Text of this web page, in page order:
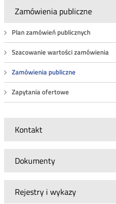
Zamówienia publiczne
Plan zamówień publicznych
Szacowanie wartości zamówienia
Zamówienia publiczne
Zapytania ofertowe
Kontakt
Dokumenty
Rejestry i wykazy